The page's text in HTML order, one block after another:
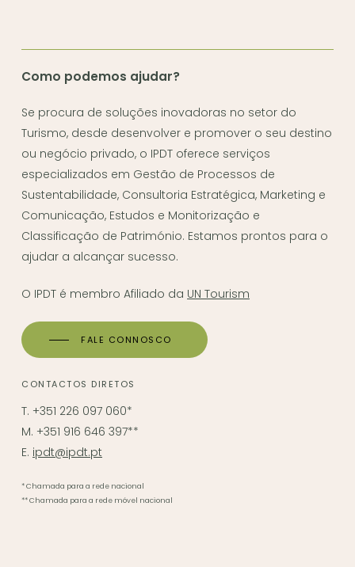
Como podemos ajudar?
Se procura de soluções inovadoras no setor do
Turismo, desde desenvolver e promover o seu destino
ou negócio privado, o IPDT oferece serviços
especializados em Gestão de Processos de
Sustentabilidade, Consultoria Estratégica, Marketing e
Comunicação, Estudos e Monitorização e
Classificação de Património. Estamos prontos para o
ajudar a alcançar sucesso.
O IPDT é membro Afiliado da UN Tourism
FALE CONNOSCO
CONTACTOS DIRETOS
T. +351 226 097 060*
M. +351 916 646 397**
E. ipdt@ipdt.pt
* Chamada para a rede nacional
** Chamada para a rede móvel nacional